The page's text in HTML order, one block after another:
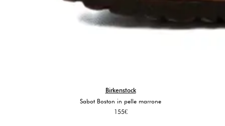
Birkenstock
Sabot Boston in pelle marrone
155€